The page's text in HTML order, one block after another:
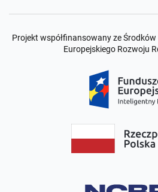
Projekt współfinansowany ze
Europejskiego Rozwoju